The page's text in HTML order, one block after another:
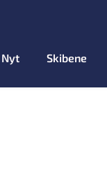
Nyt Skibene